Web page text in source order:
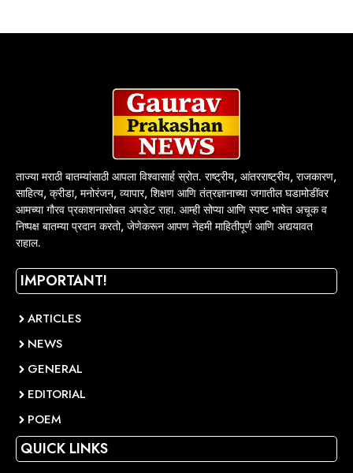
ताज्या मराठी बातम्यांसाठी आपला विश्वासार्ह स्रोत. राष्ट्रीय, आंतरराष्ट्रीय, राजकारण,
साहित्य, क्रीडा, मनोरंजन, व्यापार, शिक्षण आणि तंत्रज्ञानाच्या जगातील घडामोडींवर
आमच्या गौरव प्रकाशनासोबत अपडेट राहा. आम्ही सोप्या आणि स्पष्ट भाषेत अचूक व
निष्पक्ष बातम्या प्रदान करतो, जेणेकरून आपण नेहमी माहितीपूर्ण आणि अद्ययावत
राहाल.
IMPORTANT!
ARTICLES
NEWS
GENERAL
EDITORIAL
POEM
QUICK LINKS